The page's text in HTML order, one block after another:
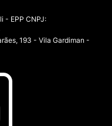
- EPP CNPJ:
193 - Vila Gardiman -